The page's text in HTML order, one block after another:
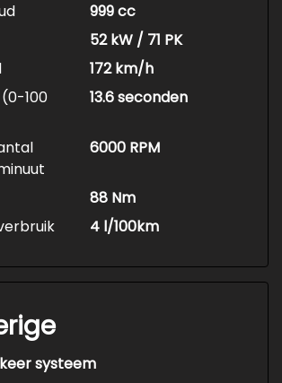
999 cc
52 kW / 71 PK
172 km/h
100
13.6 seconden
6000 RPM
88 Nm
4 l/100km
systeem